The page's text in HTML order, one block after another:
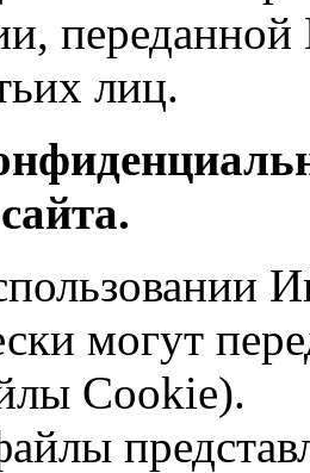
переданной
лиц.
могут
Cookie).